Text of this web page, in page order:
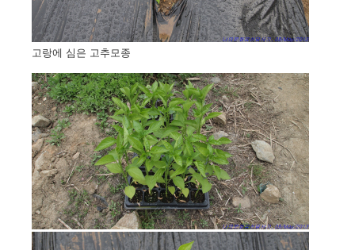
고랑에 심은 고추모종